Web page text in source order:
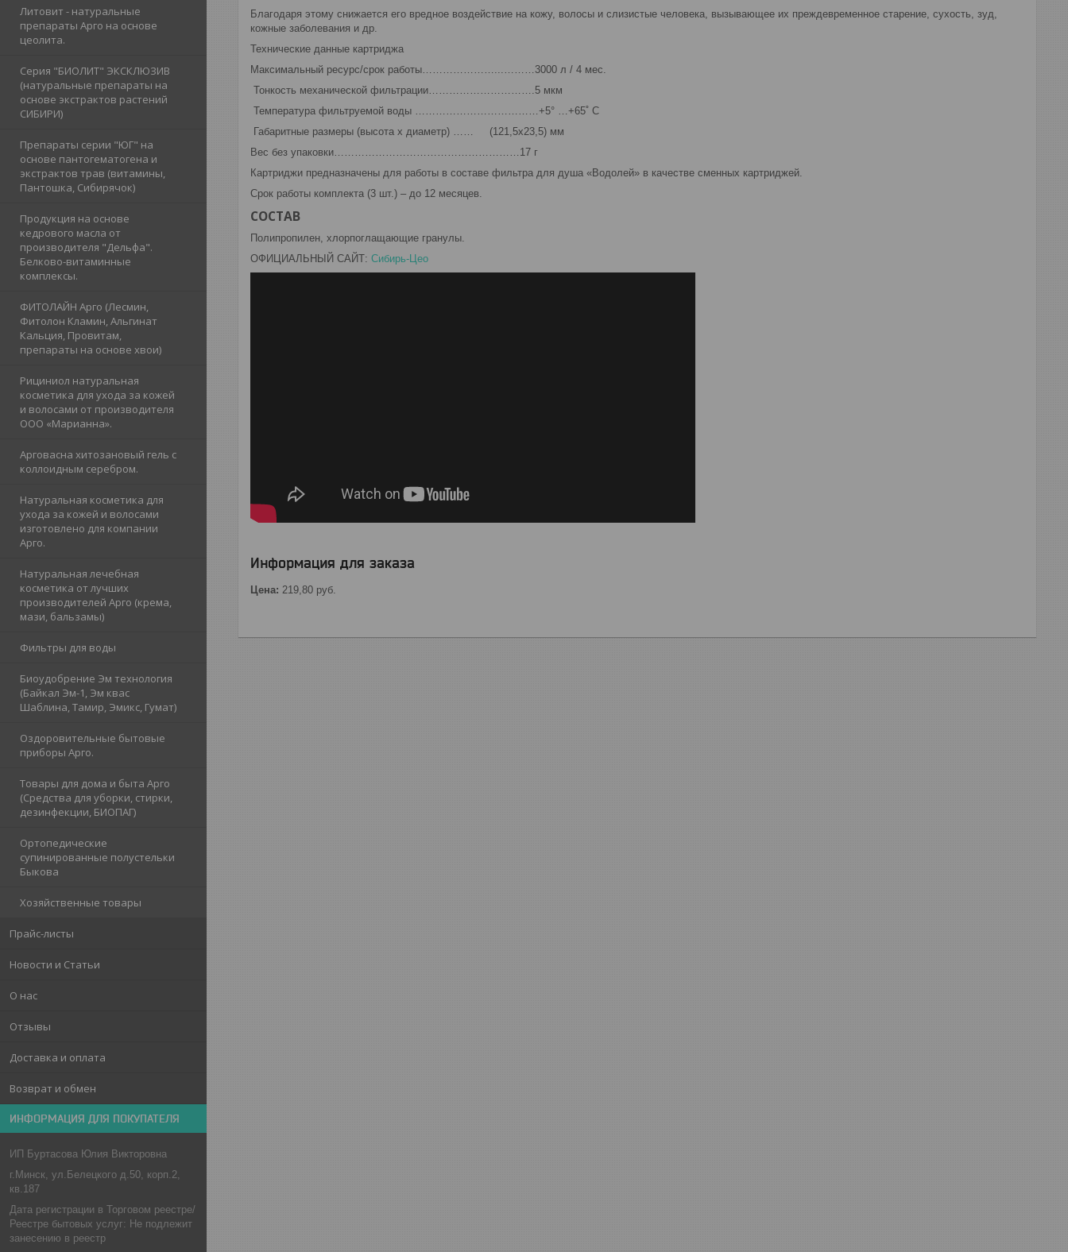
Литовит - натуральные
препараты Арго на основе
цеолита.
Серия "БИОЛИТ" ЭКСКЛЮЗИВ
(натуральные препараты на
основе экстрактов растений
СИБИРИ)
Препараты серии "ЮГ" на
основе пантогематогена и
экстрактов трав (витамины,
Пантошка, Сибирячок)
Продукция на основе
кедрового масла от
производителя "Дельфа".
Белково-витаминные
комплексы.
ФИТОЛАЙН Арго (Лесмин,
Фитолон Кламин, Альгинат
Кальция, Провитам,
препараты на основе хвои)
Рициниол натуральная
косметика для ухода за кожей
и волосами от производителя
ООО «Марианна».
Арговасна хитозановый гель с
коллоидным серебром.
Натуральная косметика для
ухода за кожей и волосами
изготовлено для компании
Арго.
Натуральная лечебная
косметика от лучших
производителей Арго (крема,
мази, бальзамы)
Фильтры для воды
Биоудобрение Эм технология
(Байкал Эм-1, Эм квас
Шаблина, Тамир, Эмикс, Гумат)
Оздоровительные бытовые
приборы Арго.
Товары для дома и быта Арго
(Средства для уборки, стирки,
дезинфекции, БИОПАГ)
Ортопедические
супинированные полустельки
Быкова
Хозяйственные товары
Прайс-листы
Новости и Статьи
О нас
Отзывы
Доставка и оплата
Возврат и обмен
ИНФОРМАЦИЯ ДЛЯ ПОКУПАТЕЛЯ
ИП Буртасова Юлия Викторовна
г.Минск, ул.Белецкого д.50, корп.2,
кв.187
Дата регистрации в Торговом реестре/
Реестре бытовых услуг: Не подлежит
занесению в реестр
Благодаря этому снижается его вредное воздействие на кожу, волосы и слизистые человека, вызывающее их преждевременное старение, сухость, зуд,
кожные заболевания и др.
Технические данные картриджа
Максимальный ресурс/срок работы…………………...………3000 л / 4 мес.
Тонкость механической фильтрации………………………….5 мкм
Температура фильтруемой воды ………………………………+5° …+65˚ С
Габаритные размеры (высота х диаметр) …… (121,5х23,5) мм
Вес без упаковки………………………………………………17 г
Картриджи предназначены для работы в составе фильтра для душа «Водолей» в качестве сменных картриджей.
Срок работы комплекта (3 шт.) – до 12 месяцев.
СОСТАВ
Полипропилен, хлорпоглащающие гранулы.
ОФИЦИАЛЬНЫЙ САЙТ: Сибирь-Цео
Информация для заказа
Цена: 219,80 руб.